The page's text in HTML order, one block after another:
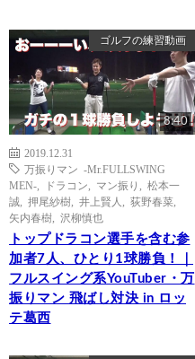
ゴルフの練習動画
8:40
2019.12.31
万振りマン -Mr.FULLSWING
MEN-
ドラコン マン振り
松本一
誠
押尾紗樹 井上賢人 荻野春菜
矢内春樹
沢柳慎也
トップドラコン選手を含む参
加者7人、ひとり1球勝負！｜
フルスイング系YouTuber・万
振りマン 飛ばし対決 in ロッ
テ葛西